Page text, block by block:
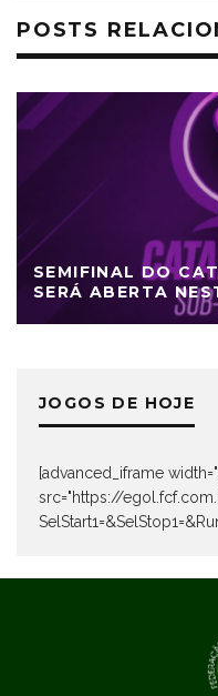
POSTS
SEMIFINAL DO
SERÁ ABERTA
JOGOS DE HOJE
[advanced_iframe
src="https://